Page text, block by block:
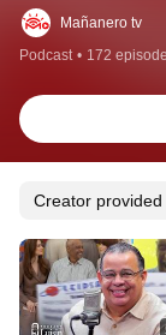
Mañanero tv
Podcast • 172
Creator provided